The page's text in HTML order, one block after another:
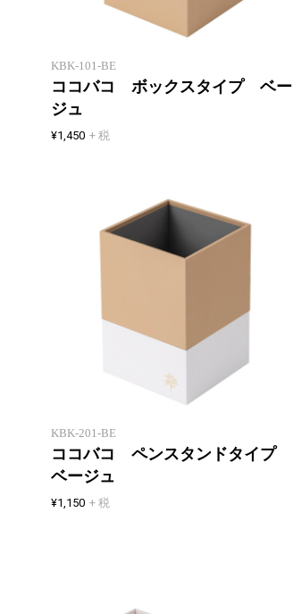
重ねて収納 紙製卓上小物入れ
KBK-101-BE
ココバコ ボックスタイプ ベー
ジュ
¥1,450 + 税
重ねて収納 紙製卓上小物入れ
KBK-201-BE
ココバコ ペンスタンドタイプ
ベージュ
¥1,150 + 税